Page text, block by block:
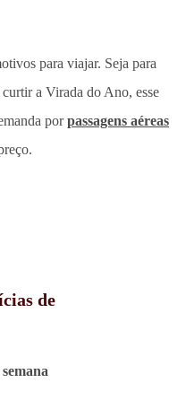
para viajar. Seja para
a Virada do Ano, esse
porpassagens aéreas
de